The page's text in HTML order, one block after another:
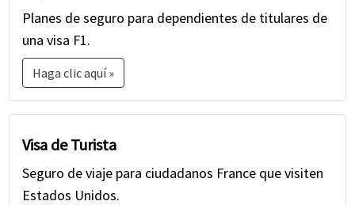
Planes de seguro para dependientes de titulares de
una visa F1.
Haga clic aquí »
Visa de Turista
Seguro de viaje para ciudadanos France que visiten
Estados Unidos.